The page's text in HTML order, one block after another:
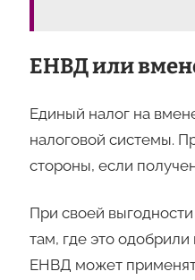
ЕНВД или
Единый налог на
налоговой системы.
стороны, если
При своей
там, где это
ЕНВД может